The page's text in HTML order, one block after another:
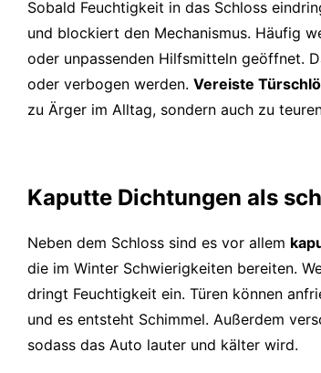
Sobald Feuchtigkeit in das Schloss
und blockiert den Mechanismus. Häufig
oder unpassenden Hilfsmitteln geöffnet.
oder verbogen werden. Vereiste
zu Ärger im Alltag, sondern auch zu
Kaputte Dichtungen als
Neben dem Schloss sind es vor allem
die im Winter Schwierigkeiten bereiten.
dringt Feuchtigkeit ein. Türen können
und es entsteht Schimmel. Außerdem
sodass das Auto lauter und kälter wird.